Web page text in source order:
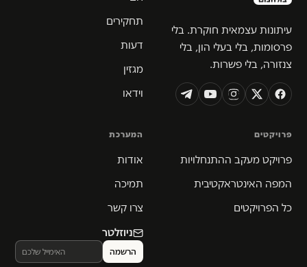
עיתונות עצמאית חוקרת. בלי
פרסומות, בלי בעלי הון, בלי
צנזורה, בלי פשרות.
תחקירים
דעות
מגזין
וידאו
פרויקטים
פרויקט מעקב ההתנחלויות
המפה האינטראקטיבית
כל הפרויקטים
המערכת
אודות
תמיכה
צרו קשר
ניוזלטר